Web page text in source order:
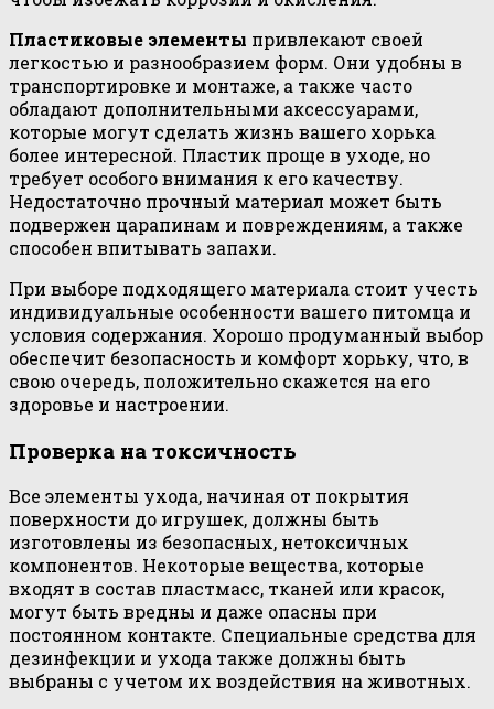
Пластиковые элементы привлекают своей
легкостью и разнообразием форм. Они удобны в
транспортировке и монтаже, а также часто
обладают дополнительными аксессуарами,
которые могут сделать жизнь вашего хорька
более интересной. Пластик проще в уходе, но
требует особого внимания к его качеству.
Недостаточно прочный материал может быть
подвержен царапинам и повреждениям, а также
способен впитывать запахи.
При выборе подходящего материала стоит учесть
индивидуальные особенности вашего питомца и
условия содержания. Хорошо продуманный выбор
обеспечит безопасность и комфорт хорьку, что, в
свою очередь, положительно скажется на его
здоровье и настроении.
Проверка на токсичность
Все элементы ухода, начиная от покрытия
поверхности до игрушек, должны быть
изготовлены из безопасных, нетоксичных
компонентов. Некоторые вещества, которые
входят в состав пластмасс, тканей или красок,
могут быть вредны и даже опасны при
постоянном контакте. Специальные средства для
дезинфекции и ухода также должны быть
выбраны с учетом их воздействия на животных.